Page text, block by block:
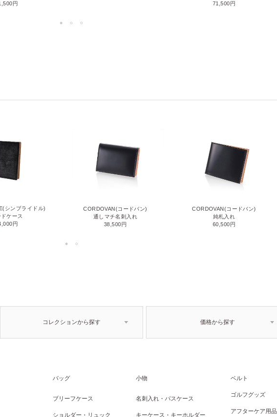
円
71,500円
シンブライドル)
ケース
円
CORDOVAN(コードバン)
通しマチ名刺入れ
38,500円
CORDOVAN(コードバン)
純札入れ
60,500円
コレクションから探す 価格から探す
バッグ
ブリーフケース
ショルダー・リュック
小物
名刺入れ・パスケース
キーケース・キーホルダー
ベルト
ゴルフグッズ
アフターケア用品